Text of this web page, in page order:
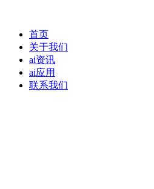
首页
关于我们
ai资讯
ai应用
联系我们